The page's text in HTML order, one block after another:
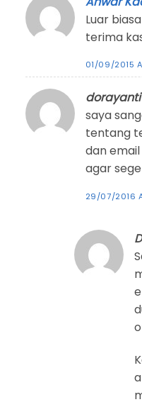
Luar
terima
01/09/2015
dorayanti
saya
tentang
dan
agar
29/07/2016